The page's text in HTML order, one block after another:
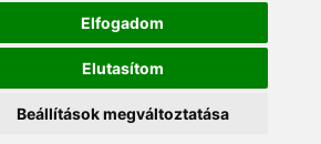
Elfogadom
Elutasítom
Beállítások megváltoztatása
© 2026 DANUBIA TV